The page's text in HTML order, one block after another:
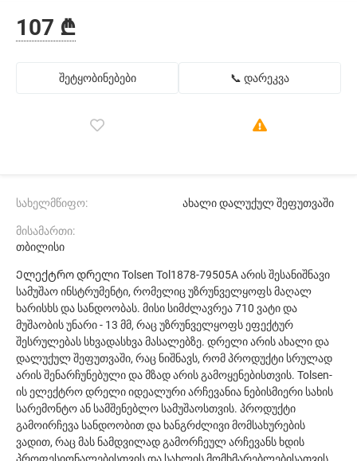
107 ₾
შეტყობინებები 📞 დარეკვა
სახელმწიფო: ახალი დალუქულ შეფუთვაში
მისამართი:
თბილისი
Ელექტრო დრელი Tolsen Tol1878-79505A არის შესანიშნავი
სამუშაო ინსტრუმენტი, რომელიც უზრუნველყოფს მაღალ
ხარისხს და სანდოობას. მისი სიმძლავრეა 710 ვატი და
მუშაობის უნარი - 13 მმ, რაც უზრუნველყოფს ეფექტურ
შესრულებას სხვადასხვა მასალებზე. დრელი არის ახალი და
დალუქულ შეფუთვაში, რაც ნიშნავს, რომ პროდუქტი სრულად
არის შენარჩუნებული და მზად არის გამოყენებისთვის. Tolsen-
ის ელექტრო დრელი იდეალური არჩევანია ნებისმიერი სახის
სარემონტო ან სამშენებლო სამუშაოსთვის. პროდუქტი
გამოირჩევა სანდოობით და ხანგრძლივი მომსახურების
ვადით, რაც მას ნამდვილად გამორჩეულ არჩევანს ხდის